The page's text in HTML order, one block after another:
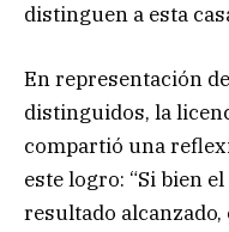
distinguen a esta
En representación
distinguidos, la
compartió una
este logro: “Si bien
resultado